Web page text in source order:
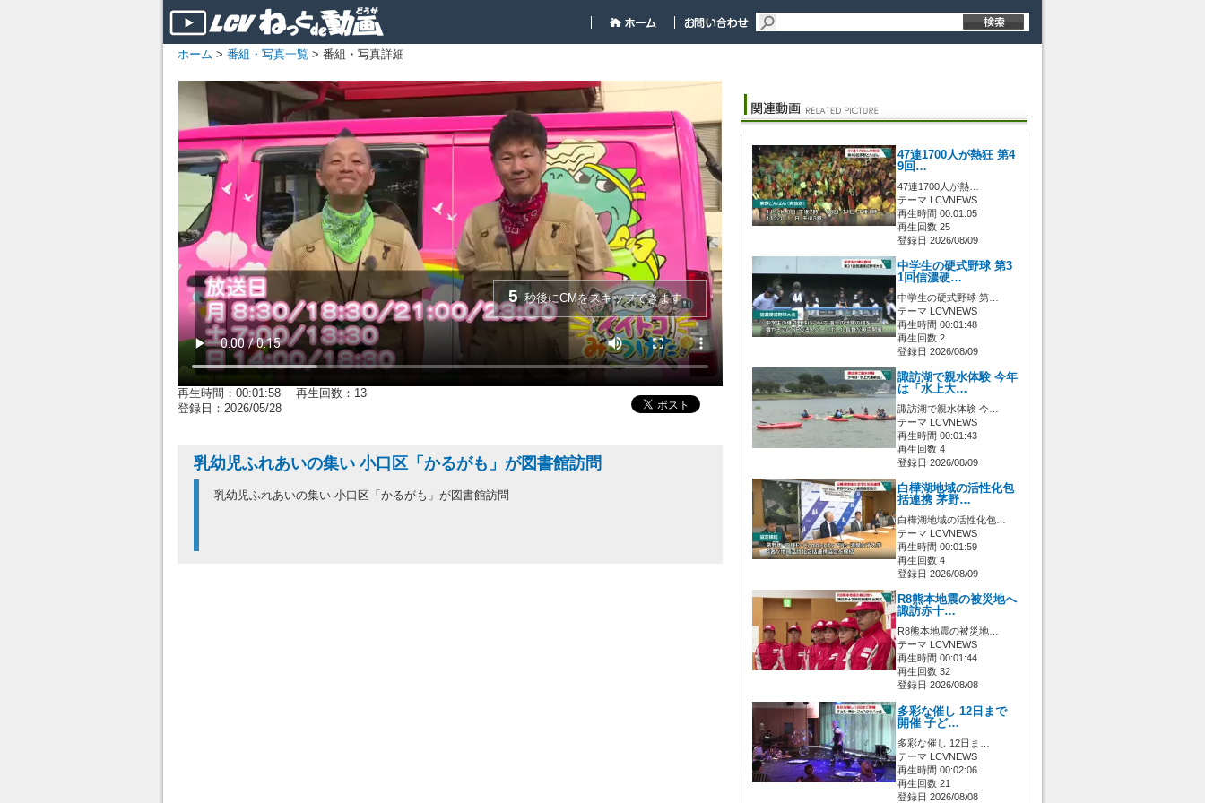
ホーム > 番組・写真一覧 > 番組・写真詳細
5 秒後にCMをスキップできます。
再生時間：00:01:58 再生回数：13
登録日：2026/05/28
乳幼児ふれあいの集い 小口区「かるがも」が図書館訪問
乳幼児ふれあいの集い 小口区「かるがも」が図書館訪問
47連1700人が熱狂 第4
9回…
47連1700人が熱…
テーマ LCVNEWS
再生時間 00:01:05
再生回数 25
登録日 2026/08/09
中学生の硬式野球 第3
1回信濃硬…
中学生の硬式野球 第…
テーマ LCVNEWS
再生時間 00:01:48
再生回数 2
登録日 2026/08/09
諏訪湖で親水体験 今年
は「水上大…
諏訪湖で親水体験 今…
テーマ LCVNEWS
再生時間 00:01:43
再生回数 4
登録日 2026/08/09
白樺湖地域の活性化包
括連携 茅野…
白樺湖地域の活性化包…
テーマ LCVNEWS
再生時間 00:01:59
再生回数 4
登録日 2026/08/09
R8熊本地震の被災地へ
諏訪赤十…
R8熊本地震の被災地…
テーマ LCVNEWS
再生時間 00:01:44
再生回数 32
登録日 2026/08/08
多彩な催し 12日まで
開催 子ど…
多彩な催し 12日ま…
テーマ LCVNEWS
再生時間 00:02:06
再生回数 21
登録日 2026/08/08